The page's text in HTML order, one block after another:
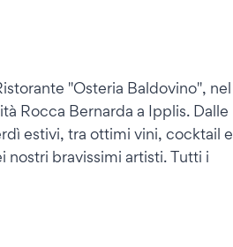
"Osteria Baldovino", nel
Rocca Bernarda a Ipplis. Dalle
estivi, tra ottimi vini, cocktail e
nostri bravissimi artisti. Tutti i